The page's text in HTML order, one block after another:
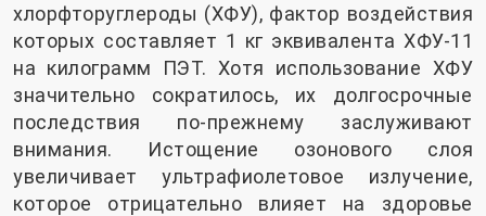
хлорфторуглероды (ХФУ), фактор воздействия
которых составляет 1 кг эквивалента ХФУ-11
на килограмм ПЭТ. Хотя использование ХФУ
значительно сократилось, их долгосрочные
последствия по-прежнему заслуживают
внимания. Истощение озонового слоя
увеличивает ультрафиолетовое излучение,
которое отрицательно влияет на здоровье